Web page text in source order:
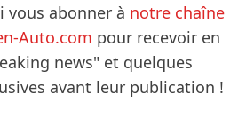
vous abonner à notre chaîne
Auto.com pour recevoir en
news" et quelques
avant leur publication !